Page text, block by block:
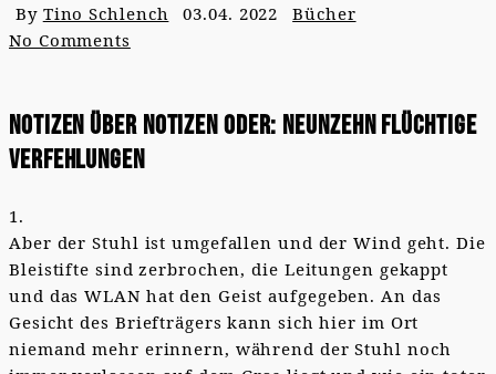
By Tino Schlench 03.04. 2022
Bücher
No Comments
Notizen über Notizen oder: Neunzehn flüchtige
Verfehlungen
1.
Aber der Stuhl ist umgefallen und der Wind geht. Die
Bleistifte sind zerbrochen, die Leitungen gekappt
und das WLAN hat den Geist aufgegeben. An das
Gesicht des Briefträgers kann sich hier im Ort
niemand mehr erinnern, während der Stuhl noch